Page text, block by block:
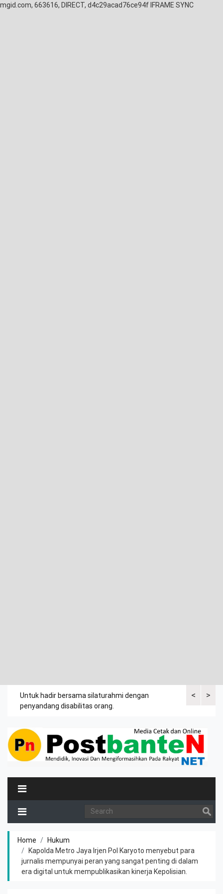
mgid.com, 663616, DIRECT, d4c29acad76ce94f IFRAME SYNC
<
Untuk hadir bersama silaturahmi dengan
penyandang disabilitas orang.
Bupati>
Home
Hukum
Kapolda Metro Jaya Irjen Pol Karyoto menyebut para
jurnalis mempunyai peran yang sangat penting di dalam
era digital untuk mempublikasikan kinerja Kepolisian.